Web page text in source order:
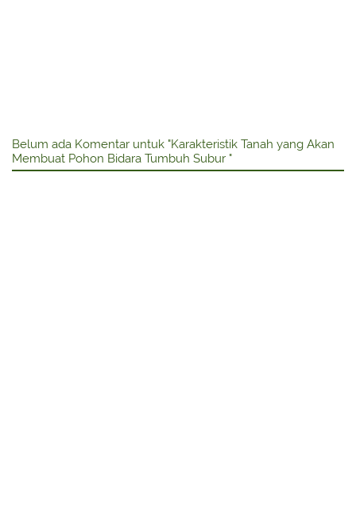
Belum ada Komentar untuk "Karakteristik Tanah yang Akan
Membuat Pohon Bidara Tumbuh Subur "